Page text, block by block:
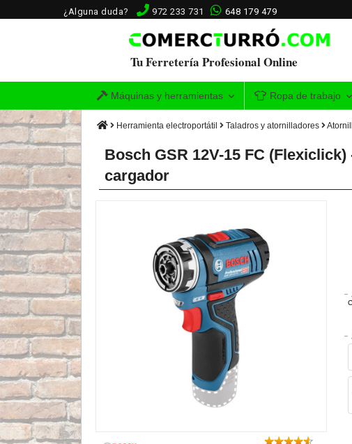
¿Alguna duda? 972 233 731 648 179 479
Tu Ferretería Profesional Online
Máquinas y herramientas Ropa de trabajo
Herramienta electroportátil Taladros y atornilladores
Bosch GSR 12V-15 FC
cargador